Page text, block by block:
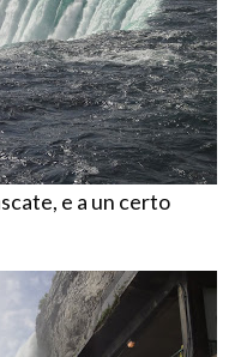
e a un certo